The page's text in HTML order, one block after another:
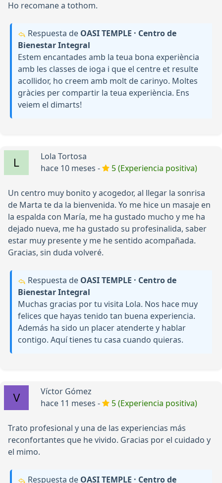
Ho recomane a tothom.
Respuesta de OASI TEMPLE · Centro de
Bienestar Integral
Estem encantades amb la teua bona experiència
amb les classes de ioga i que el centre et resulte
acollidor, ho creem amb molt de carinyo. Moltes
gràcies per compartir la teua experiència. Ens
veiem el dimarts!
Lola Tortosa
hace 10 meses -
5 (Experiencia positiva)
Un centro muy bonito y acogedor, al llegar la sonrisa
de Marta te da la bienvenida. Yo me hice un masaje en
la espalda con María, me ha gustado mucho y me ha
dejado nueva, me ha gustado su profesinalida, saber
estar muy presente y me he sentido acompañada.
Gracias, sin duda volveré.
Respuesta de OASI TEMPLE · Centro de
Bienestar Integral
Muchas gracias por tu visita Lola. Nos hace muy
felices que hayas tenido tan buena experiencia.
Además ha sido un placer atenderte y hablar
contigo. Aquí tienes tu casa cuando quieras.
Víctor Gómez
hace 11 meses -
5 (Experiencia positiva)
Trato profesional y una de las experiencias más
reconfortantes que he vivido. Gracias por el cuidado y
el mimo.
Respuesta de OASI TEMPLE · Centro de